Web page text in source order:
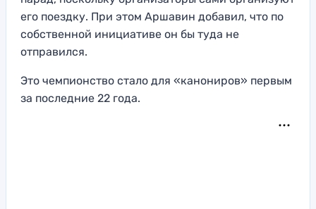
его поездку. При этом Аршавин добавил, что по
собственной инициативе он бы туда не
отправился.
Это чемпионство стало для «канониров» первым
за последние 22 года.